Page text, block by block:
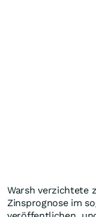
Warsh verzichtete
Zinsprognose im